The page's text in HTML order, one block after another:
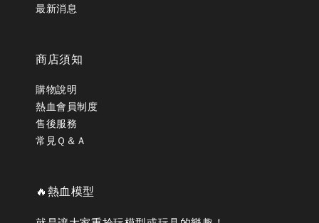
最新消息
商店須知
購物說明
熱血會員制度
售後服務
常見Ｑ＆Ａ
🔥熱血模型